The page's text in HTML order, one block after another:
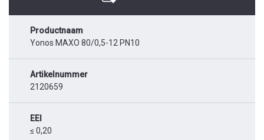
Productnaam
Yonos MAXO 80/0,5-12 PN10
Artikelnummer
2120659
EEI
≤ 0,20